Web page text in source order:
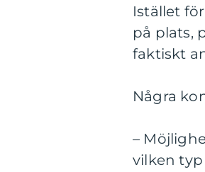
Istället
på plats,
faktiskt
Några
–
vilken